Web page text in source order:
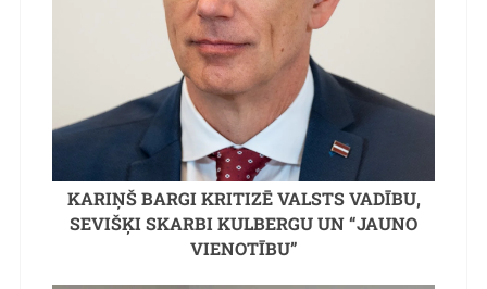
KARIŅŠ BARGI KRITIZĒ VALSTS VADĪBU,
SEVIŠĶI SKARBI KULBERGU UN “JAUNO
VIENOTĪBU”